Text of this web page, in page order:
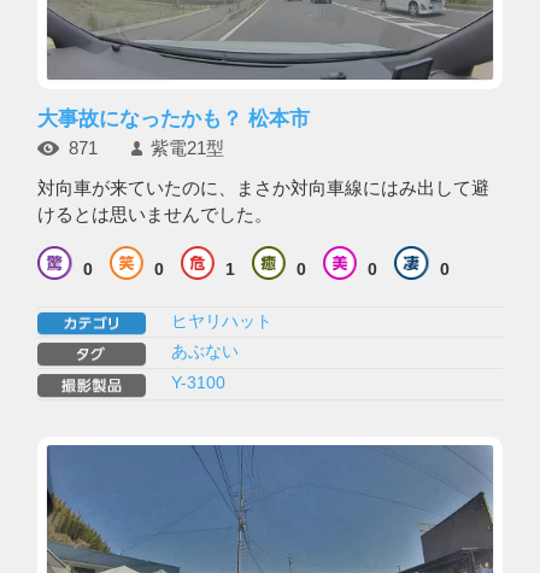
大事故になったかも？ 松本市
871 紫電21型
対向車が来ていたのに、まさか対向車線にはみ出して避
けるとは思いませんでした。
0 0 1 0 0 0
ヒヤリハット
あぶない
Y-3100